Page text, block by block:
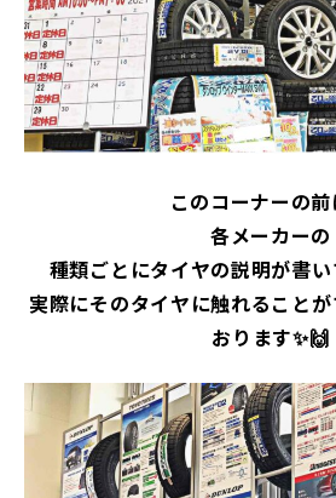
このコーナーの
各メーカーの
種類ごとにタイヤの説明が書い
実際にそのタイヤに触れること
おります✨🙌